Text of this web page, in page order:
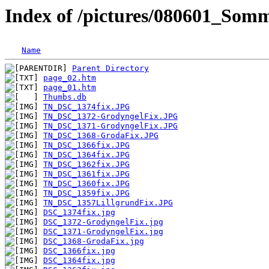
Index of /pictures/
Name
Parent Directory
page_02.htm
page_01.htm
Thumbs.db
TN_DSC_1374fix.JPG
TN_DSC_1372-GrodyngelFix.JPG
TN_DSC_1371-GrodyngelFix.JPG
TN_DSC_1368-GrodaFix.JPG
TN_DSC_1366fix.JPG
TN_DSC_1364fix.JPG
TN_DSC_1362fix.JPG
TN_DSC_1361fix.JPG
TN_DSC_1360fix.JPG
TN_DSC_1359fix.JPG
TN_DSC_1357LillgrundFix.JPG
DSC_1374fix.jpg
DSC_1372-GrodyngelFix.jpg
DSC_1371-GrodyngelFix.jpg
DSC_1368-GrodaFix.jpg
DSC_1366fix.jpg
DSC_1364fix.jpg